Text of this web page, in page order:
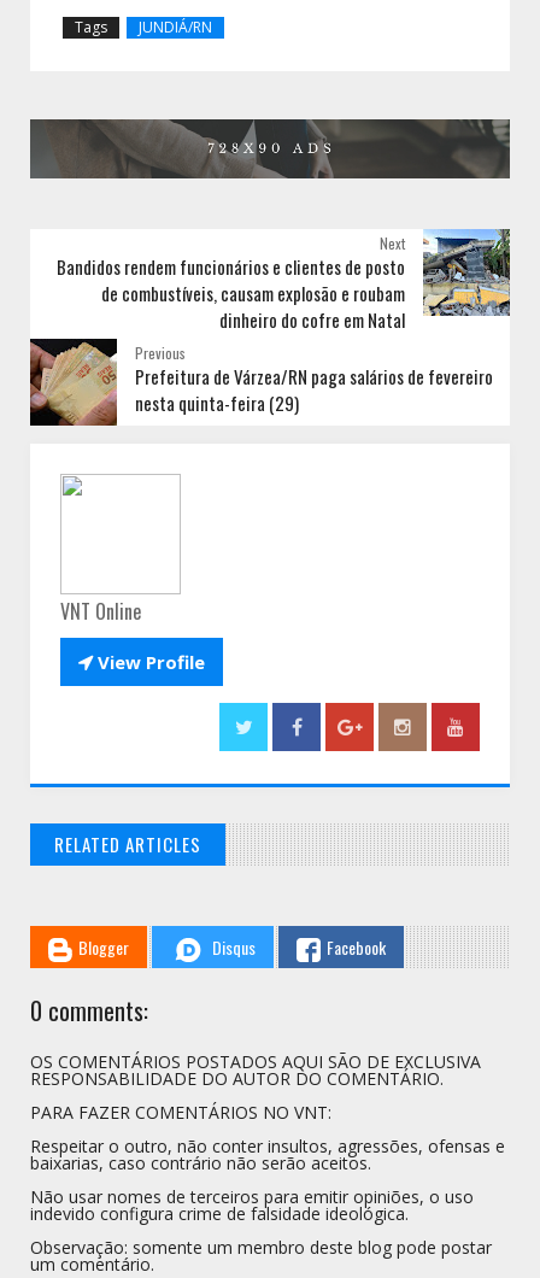
Tags JUNDIÁ/RN
Next
Bandidos rendem funcionários e clientes de posto
de combustíveis, causam explosão e roubam
dinheiro do cofre em Natal
Previous
Prefeitura de Várzea/RN paga salários de fevereiro
nesta quinta-feira (29)
VNT Online
View Profile
RELATED ARTICLES
Blogger Disqus Facebook
0 comments:
OS COMENTÁRIOS POSTADOS AQUI SÃO DE EXCLUSIVA
RESPONSABILIDADE DO AUTOR DO COMENTÁRIO.
PARA FAZER COMENTÁRIOS NO VNT:
Respeitar o outro, não conter insultos, agressões, ofensas e
baixarias, caso contrário não serão aceitos.
Não usar nomes de terceiros para emitir opiniões, o uso
indevido configura crime de falsidade ideológica.
Observação: somente um membro deste blog pode postar
um comentário.